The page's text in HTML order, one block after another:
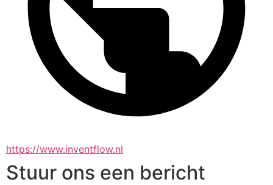
https://www.inventflow.nl
Stuur ons een bericht